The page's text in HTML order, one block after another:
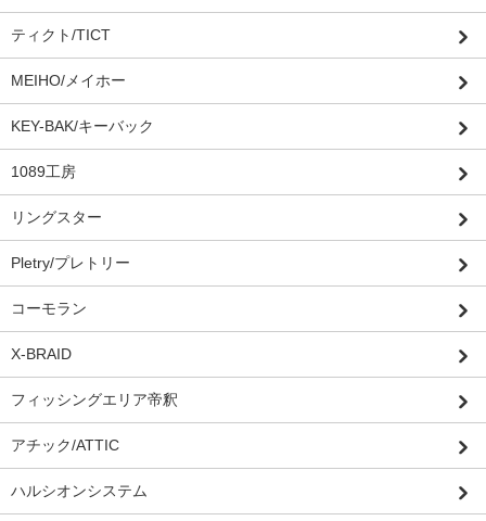
ティクト/TICT
MEIHO/メイホー
KEY-BAK/キーバック
1089工房
リングスター
Pletry/プレトリー
コーモラン
X-BRAID
フィッシングエリア帝釈
アチック/ATTIC
ハルシオンシステム